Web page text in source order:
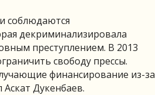
соблюдаются
декриминализировала
преступлением. В 2013
свободу прессы.
финансирование из-за
Дукенбаев.